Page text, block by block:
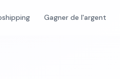
Gagner de l'argent